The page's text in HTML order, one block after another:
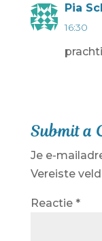
Pia
16:30
Submit a
Je e-
Vereiste
Reactie *